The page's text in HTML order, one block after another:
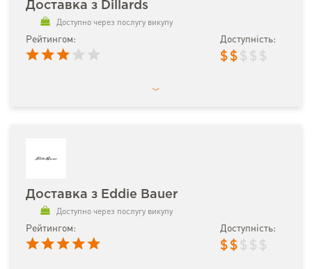
Доставка з Dillards
Доступно через послугу викупу
Рейтингом: Доступність:
$ $ $ $ $
Доставка з Eddie Bauer
Доступно через послугу викупу
Рейтингом: Доступність:
$ $ $ $ $